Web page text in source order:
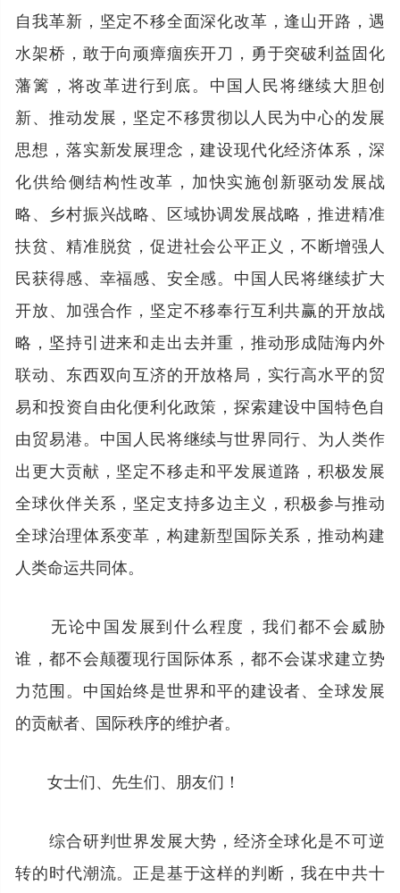
自我革新，坚定不移全面深化改革，逢山开路，遇
水架桥，敢于向顽瘴痼疾开刀，勇于突破利益固化
藩篱，将改革进行到底。中国人民将继续大胆创
新、推动发展，坚定不移贯彻以人民为中心的发展
思想，落实新发展理念，建设现代化经济体系，深
化供给侧结构性改革，加快实施创新驱动发展战
略、乡村振兴战略、区域协调发展战略，推进精准
扶贫、精准脱贫，促进社会公平正义，不断增强人
民获得感、幸福感、安全感。中国人民将继续扩大
开放、加强合作，坚定不移奉行互利共赢的开放战
略，坚持引进来和走出去并重，推动形成陆海内外
联动、东西双向互济的开放格局，实行高水平的贸
易和投资自由化便利化政策，探索建设中国特色自
由贸易港。中国人民将继续与世界同行、为人类作
出更大贡献，坚定不移走和平发展道路，积极发展
全球伙伴关系，坚定支持多边主义，积极参与推动
全球治理体系变革，构建新型国际关系，推动构建
人类命运共同体。
无论中国发展到什么程度，我们都不会威胁
谁，都不会颠覆现行国际体系，都不会谋求建立势
力范围。中国始终是世界和平的建设者、全球发展
的贡献者、国际秩序的维护者。
女士们、先生们、朋友们！
综合研判世界发展大势，经济全球化是不可逆
转的时代潮流。正是基于这样的判断，我在中共十